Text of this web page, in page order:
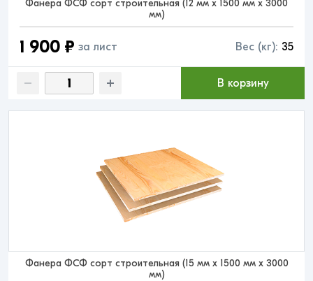
Фанера ФСФ сорт строительная (12 мм x 1500 мм x 3000
мм)
1 900 ₽ за лист Вес (кг): 35
В корзину
Фанера ФСФ сорт строительная (15 мм x 1500 мм x 3000
мм)